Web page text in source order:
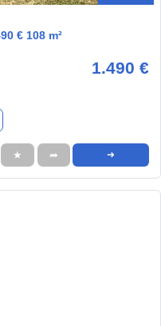
€ 108 m²
1.490 €
★ ➦ ➜